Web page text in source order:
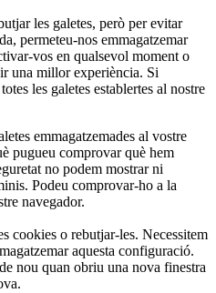
les galetes, però per evitar
permeteu-nos emmagatzemar
vos en qualsevol moment o
una millor experiència. Si
les galetes establertes al nostre
emmagatzemades al vostre
pugueu comprovar què hem
no podem mostrar ni
Podeu comprovar-ho a la
navegador.
cookies o rebutjar-les. Necessitem
aquesta configuració.
nou quan obriu una nova finestra